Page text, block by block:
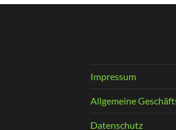
Impressum
Allgemeine
Datenschutz